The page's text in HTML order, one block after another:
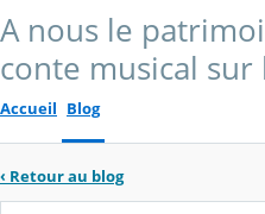
A nous le
conte musical
Accueil Blog
‹ Retour au blog